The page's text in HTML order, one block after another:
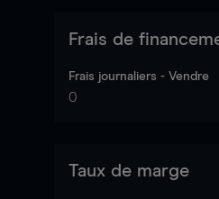
Frais de
Frais journaliers - Vendre
0
Taux de marge